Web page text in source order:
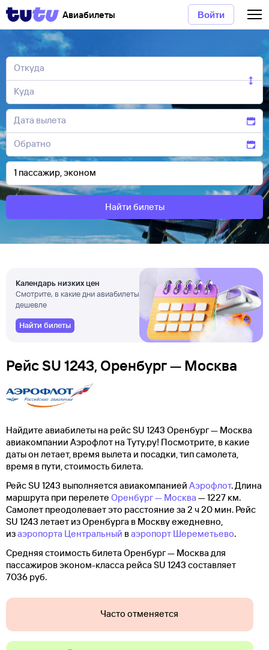
Авиабилеты Войти
Найти билеты
Календарь низких цен
Смотрите, в какие дни авиабилеты
дешевле
Найти билеты
Рейс SU 1243, Оренбург — Москва
Найдите авиабилеты на рейс SU 1243 Оренбург — Москва
авиакомпании Аэрофлот на Туту.ру! Посмотрите, в какие
даты он летает, время вылета и посадки, тип самолета,
время в пути, стоимость билета.
Рейс SU 1243 выполняется авиакомпанией Аэрофлот. Длина
маршрута при перелете Оренбург — Москва — 1227 км.
Самолет преодолевает это расстояние за 2 ч 20 мин. Рейс
SU 1243 летает из Оренбурга в Москву ежедневно,
изаэропорта Центральный ваэропорт Шереметьево.
Средняя стоимость билета Оренбург — Москва для
пассажиров эконом-класса рейса SU 1243 составляет
7036 руб.
Часто отменяется